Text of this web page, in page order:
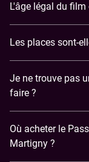
L'âge légal du
Les places sont-
Je ne trouve pas
faire ?
Où acheter le
Martigny ?